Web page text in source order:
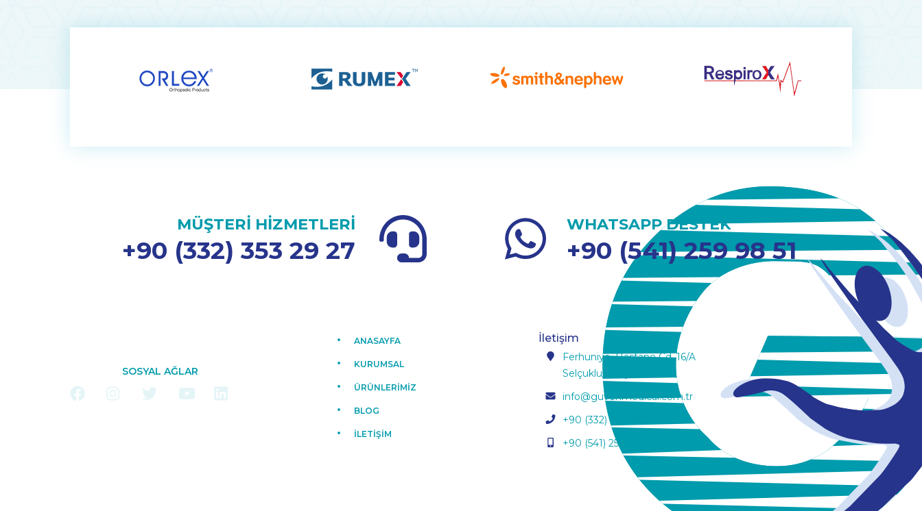
MÜŞTERİ HİZMETLERİ
+90 (332) 353 29 27
WHATSAPP DESTEK
+90 (541) 259 98 51
SOSYAL AĞLAR
ANASAYFA
KURUMSAL
ÜRÜNLERİMİZ
BLOG
İLETİŞİM
İletişim
Ferhuniye, Hastane Cd. 16/A
Selçuklu/Konya
info@guvenmedical.com.tr
+90 (332) 353 29 27
+90 (541) 259 98 51